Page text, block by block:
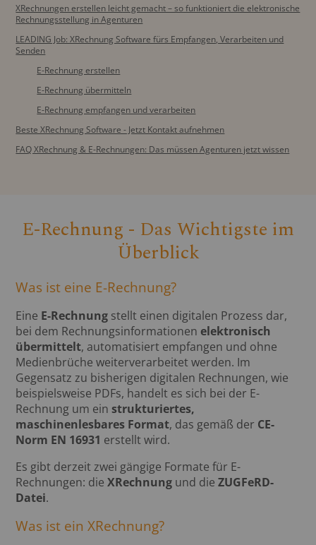
XRechnungen erstellen leicht gemacht – so funktioniert die elektronische
Rechnungsstellung in Agenturen
LEADING Job: XRechnung Software fürs Empfangen, Verarbeiten und
Senden
E-Rechnung erstellen
E-Rechnung übermitteln
E-Rechnung empfangen und verarbeiten
Beste XRechnung Software - Jetzt Kontakt aufnehmen
FAQ XRechnung & E-Rechnungen: Das müssen Agenturen jetzt wissen
E-Rechnung - Das Wichtigste im
Überblick
Was ist eine E-Rechnung?
Eine E-Rechnung stellt einen digitalen Prozess dar,
bei dem Rechnungsinformationen elektronisch
übermittelt, automatisiert empfangen und ohne
Medienbrüche weiterverarbeitet werden. Im
Gegensatz zu bisherigen digitalen Rechnungen, wie
beispielsweise PDFs, handelt es sich bei der E-
Rechnung um einstrukturiertes,
maschinenlesbares Format, das gemäß der CE-
Norm EN 16931 erstellt wird.
Es gibt derzeit zwei gängige Formate für E-
Rechnungen: dieXRechnung und dieZUGFeRD-
Datei.
Was ist ein XRechnung?